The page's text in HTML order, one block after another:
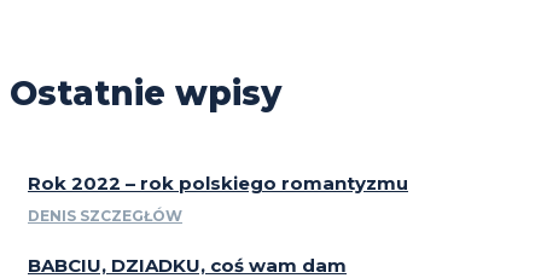
Ostatnie wpisy
Rok 2022 – rok polskiego romantyzmu
DENIS SZCZEGŁÓW
BABCIU, DZIADKU, coś wam dam